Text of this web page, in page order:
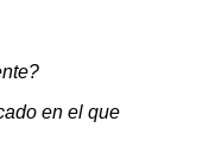
en el que